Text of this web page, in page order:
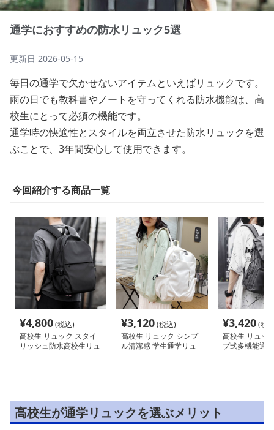
通学におすすめの防水リュック5選
更新日 2026-05-15
毎日の通学で欠かせないアイテムといえばリュックです。
雨の日でも教科書やノートを守ってくれる防水機能は、高
校生にとって必須の機能です。
通学時の快適性とスタイルを両立させた防水リュックを選
ぶことで、3年間安心して使用できます。
今回紹介する商品一覧
¥4,800(税込)
高校生 リュック スタイ
リッシュ防水高校生リュ
¥3,120(税込)
高校生 リュック シンプ
ル清潔感 学生通学リュ
¥3,420(税
高校生 リュッ
プ式多機能通
高校生が通学リュックを選ぶメリット